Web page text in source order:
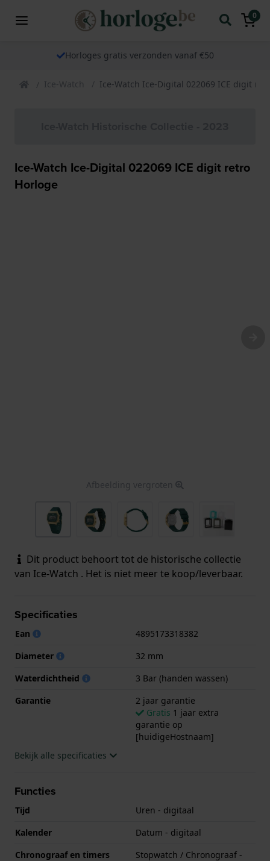
0
Horloges gratis verzonden vanaf €50
Ice-Watch Ice-Watch Ice-Digital 022069 ICE digit
Ice-Watch Ice-Digital 022069 ICE digit retro
Horloge
Afbeelding vergroten
Dit product behoort tot de historische collectie
van Ice-Watch . Het is niet meer te koop/leverbaar.
Specificaties
Ean
4895173318382
Diameter
32 mm
Waterdichtheid
3 Bar (handen wassen)
Garantie
2 jaar garantie
Gratis 1 jaar extra
garantie op
[huidigeHostnaam]
Bekijk alle specificaties
Functies
Tijd
Uren - digitaal
Kalender
Datum - digitaal
Chronograaf en timers
Stopwatch / Chronograaf -